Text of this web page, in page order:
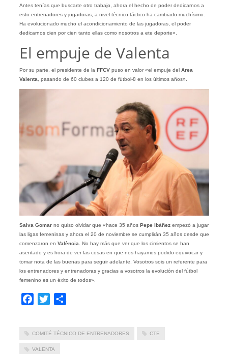
Antes tenías que buscarte otro trabajo, ahora el hecho de poder dedicarnos a
esto entrenadores y jugadoras, a nivel técnico-táctico ha cambiado muchísimo.
Ha evolucionado mucho el acondicionamiento de las jugadoras, el poder
dedicarnos cien por cien tanto ellas como nosotros a ete deporte».
El empuje de Valenta
Por su parte, el presidente de la FFCV puso en valor «el empuje del Area
Valenta , pasando de 60 clubes a 120 de fútbol-8 en los últimos años».
Salva Gomarno quiso olvidar que «hace 35 años Pepe Ibáñezempezó a jugar
las ligas femeninas y ahora el 20 de noviembre se cumplirán 35 años desde que
comenzaron en València . No hay más que ver que los cimientos se han
asentado y es hora de ver las cosas en que nos hayamos podido equivocar y
tomar nota de las buenas para seguir adelante. Vosotros sois un referente para
los entrenadores y entrenadoras y gracias a vosotros la evolución del fútbol
femenino es un éxito de todos».
Facebook
Twitter
COMITÉ TÉCNICO DE ENTRENADORES CTE
VALENTA